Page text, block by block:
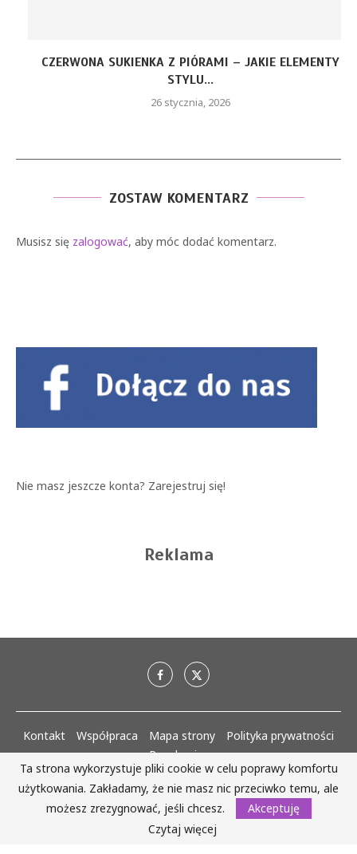
CZERWONA SUKIENKA Z PIÓRAMI – JAKIE ELEMENTY
STYLU...
26 stycznia, 2026
ZOSTAW KOMENTARZ
Musisz się zalogować, aby móc dodać komentarz.
Nie masz jeszcze konta? Zarejestruj się!
Reklama
Kontakt Współpraca Mapa strony
Polityka prywatności
Regulaminy
AlejaKobiet.pl @2020 - 2023 Wszystkie prawa zastrzeżone. | Realizacja:
www.woh.group
Ta strona wykorzystuje pliki cookie w celu poprawy komfortu
użytkowania. Zakładamy, że nie masz nic przeciwko temu, ale
możesz zrezygnować, jeśli chcesz.
Akceptuję
Czytaj więcej